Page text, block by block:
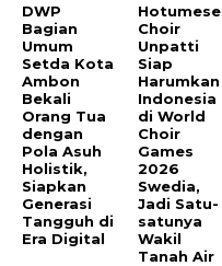
DWP
Bagian
Umum
Setda Kota
Ambon
Bekali
Orang Tua
dengan
Pola Asuh
Holistik,
Siapkan
Generasi
Tangguh di
Era Digital
Hotumese
Choir
Unpatti
Siap
Harumkan
Indonesia
di World
Choir
Games
2026
Swedia,
Jadi Satu-
satunya
Wakil
Tanah Air